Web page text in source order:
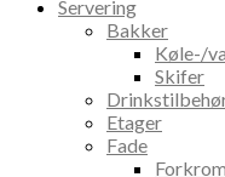
Servering
Bakker
Køle-/
Skifer
Etager
Fade